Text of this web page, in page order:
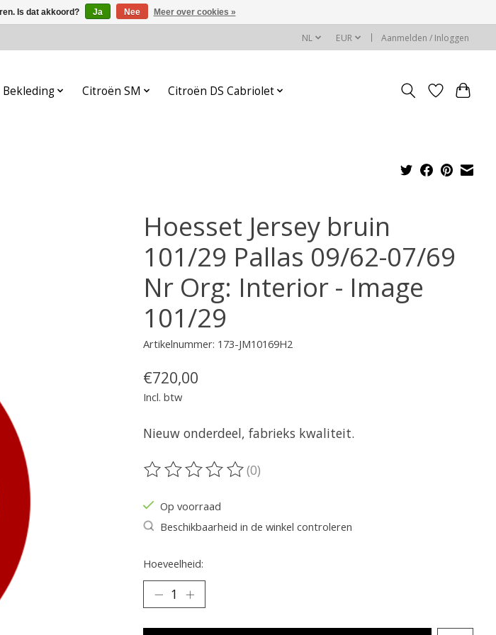
NL EUR Aanmelden / Inloggen
Bekleding Citroën SM Citroën DS Cabriolet
Hoesset Jersey bruin
101/29 Pallas 09/62-07/69
Nr Org: Interior - Image
101/29
Artikelnummer: 173-JM10169H2
€720,00
Incl. btw
Nieuw onderdeel, fabrieks kwaliteit.
De beoordeling van dit product is
(0)
Op voorraad
Beschikbaarheid in de winkel controleren
Hoeveelheid:
Is dat akkoord? Ja Nee Meer over cookies »